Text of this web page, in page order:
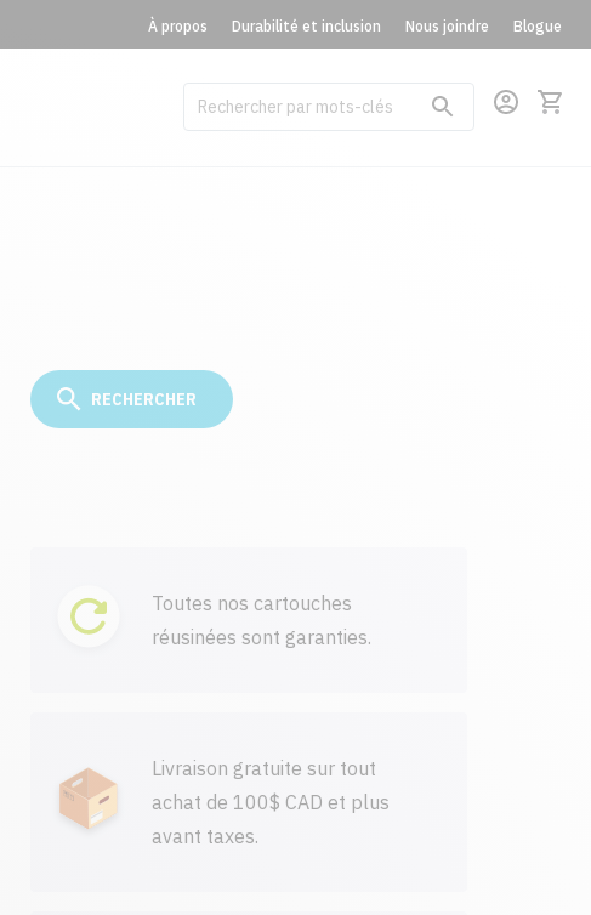
À propos Durabilité et inclusion Nous joindre Blogue
Toutes nos cartouches
réusinées sont garanties.
Livraison gratuite sur tout
achat de 100$ CAD et plus
avant taxes.